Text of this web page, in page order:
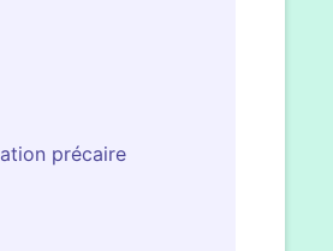
précaire